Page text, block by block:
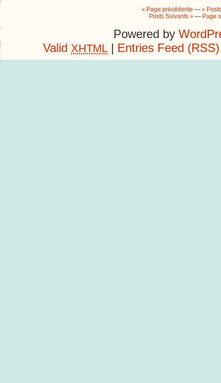
« Page précédente — «
Posts Suivants » — Page
Powered by
Valid XHTML | Entries Feed (RSS)